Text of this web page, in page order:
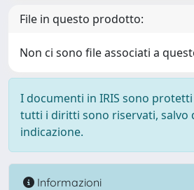
File in questo prodotto:
Non ci sono file associati a
I documenti in IRIS sono
tutti i diritti sono riservati, salvo
indicazione.
Informazioni